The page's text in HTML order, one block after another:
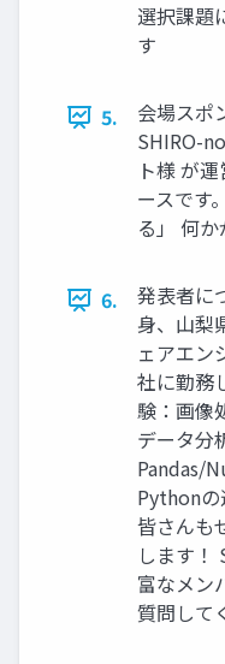
選択課題
す
5.
会場スポ
SHIRO-
ト様 が
ースです
る」 何
6.
発表者に
身、山梨
ェアエン
社に勤務
験：画像
データ分
Pandas/
Pythonの
皆さんも
します
富なメン
質問して